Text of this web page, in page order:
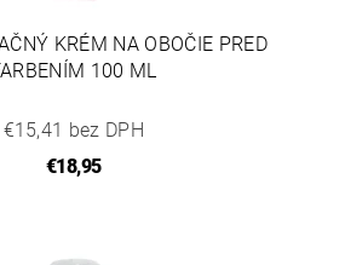
KRÉM NA OBOČIE PRED
100 ML
€15,41 bez DPH
€18,95